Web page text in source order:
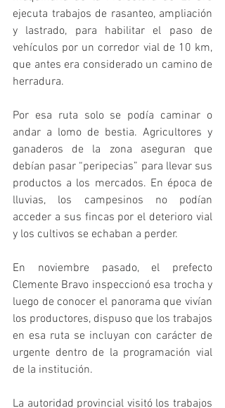
ejecuta trabajos de rasanteo, ampliación
y lastrado, para habilitar el paso de
vehículos por un corredor vial de 10 km,
que antes era considerado un camino de
herradura.
Por esa ruta solo se podía caminar o
andar a lomo de bestia. Agricultores y
ganaderos de la zona aseguran que
debían pasar “peripecias” para llevar sus
productos a los mercados. En época de
lluvias, los campesinos no podían
acceder a sus fincas por el deterioro vial
y los cultivos se echaban a perder.
En noviembre pasado, el prefecto
Clemente Bravo inspeccionó esa trocha y
luego de conocer el panorama que vivían
los productores, dispuso que los trabajos
en esa ruta se incluyan con carácter de
urgente dentro de la programación vial
de la institución.
La autoridad provincial visitó los trabajos